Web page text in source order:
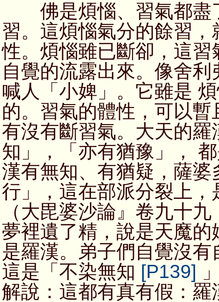
佛是煩惱、習氣都盡
習。這煩惱氣分的餘習
性。煩惱雖已斷卻，這
自覺的流露出來。像舍
喊人「小婢」。它雖是
的。習氣的體性，可以
有沒有斷習氣。大天的
知」，「亦有猶豫」，
漢有無知、有猶疑，薩
行」，這在部派分裂上
（大毘婆沙論』卷九十
夢裡遺了精，說是天魔
是羅漢。弟子們自覺沒
這是「不染無知 [P139]
解說：這都有真有假：